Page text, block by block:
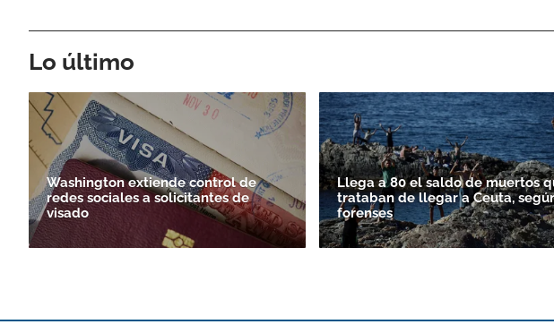
Lo último
Washington extiende control de
redes sociales a solicitantes de
visado
Llega a 80 el saldo de muertos
trataban de llegar a Ceuta,
forenses